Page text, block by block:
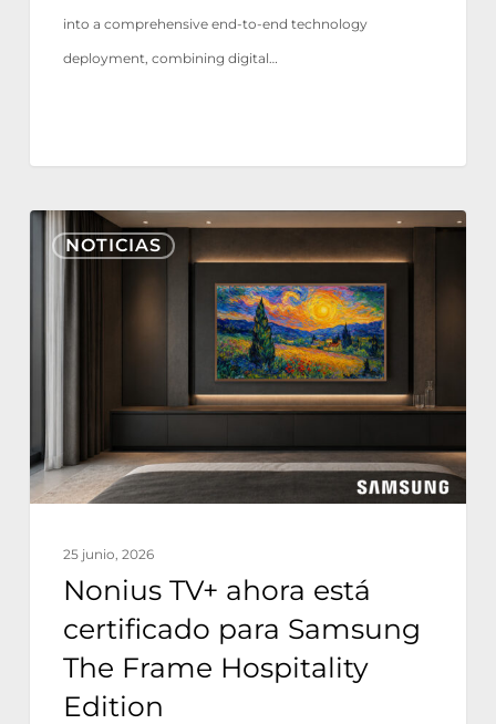
into a comprehensive end-to-end technology
deployment, combining digital…
NOTICIAS
Nonius
TV+
Samsung
The
Frame
Edition
25 junio, 2026
Nonius TV+ ahora está
certificado para Samsung
The Frame Hospitality
Edition